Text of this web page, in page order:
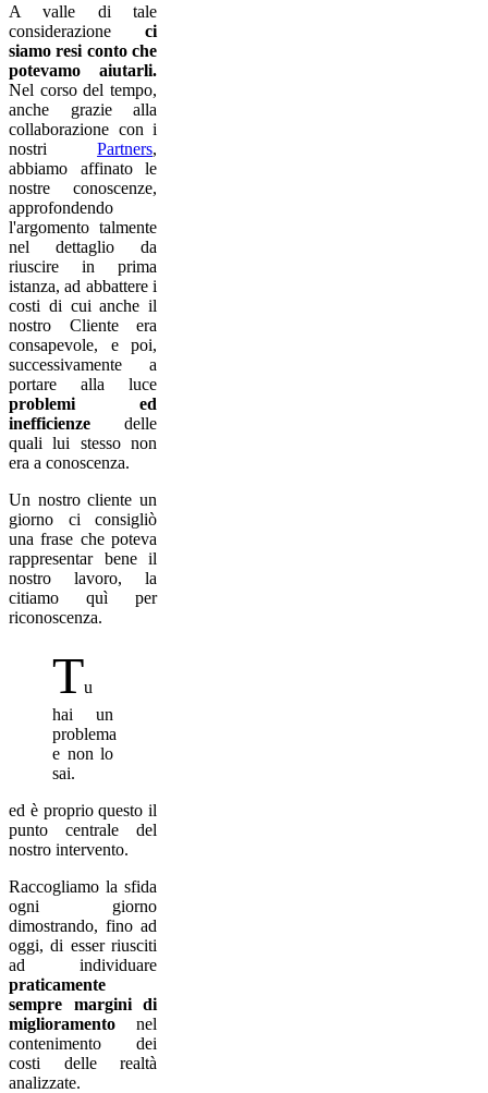
A valle di tale
considerazioneci
siamo resi conto che
potevamo aiutarli.
Nel corso del tempo,
anche grazie alla
collaborazione con i
nostriPartners,
abbiamo affinato le
nostre conoscenze,
approfondendo
l'argomento talmente
nel dettaglio da
riuscire in prima
istanza, ad abbattere i
costi di cui anche il
nostro Cliente era
consapevole, e poi,
successivamente a
portare alla luce
problemi ed
inefficienze delle
quali lui stesso non
era a conoscenza.
Un nostro cliente un
giorno ci consigliò
una frase che poteva
rappresentar bene il
nostro lavoro, la
citiamo quì per
riconoscenza.
Tu
hai un
problema
e non lo
sai.
ed è proprio questo il
punto centrale del
nostro intervento.
Raccogliamo la sfida
ogni giorno
dimostrando, fino ad
oggi, di esser riusciti
ad individuare
praticamente
sempre margini di
miglioramento nel
contenimento dei
costi delle realtà
analizzate.